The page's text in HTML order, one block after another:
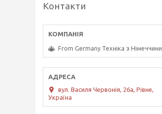
Контакти
From Germany Техніка з Німеччини
вул. Василя Червонія, 26а, Рівне,
Україна